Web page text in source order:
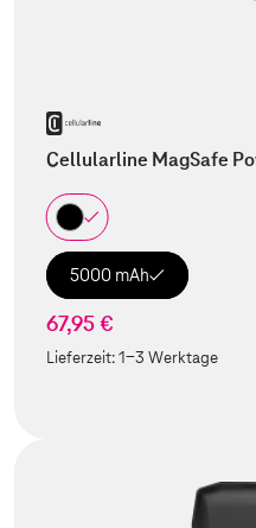
Cellularline MagSafe
5000 mAh
67,95 €
Lieferzeit:1-3 Werktage